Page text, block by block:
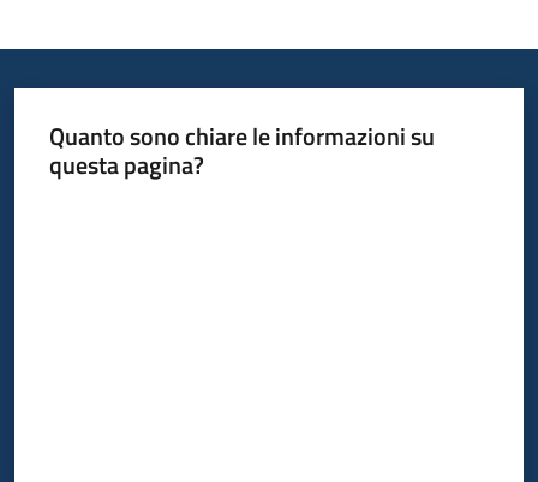
Quanto sono chiare le informazioni su
questa pagina?